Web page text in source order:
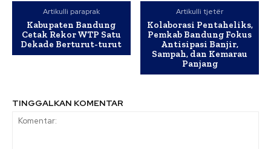
Artikulli paraprak
Kabupaten Bandung
Cetak Rekor WTP Satu
Dekade Berturut-turut
Artikulli tjetër
Kolaborasi Pentaheliks,
Pemkab Bandung Fokus
Antisipasi Banjir,
Sampah, dan Kemarau
Panjang
TINGGALKAN KOMENTAR